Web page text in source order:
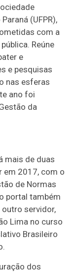
(UFPR),
com a
Reúne
e
e pesquisas
nas esferas
ano foi
da
mais de duas
em 2017, com o
de Normas
portal também
servidor,
Lima no curso
Brasileiro
dos